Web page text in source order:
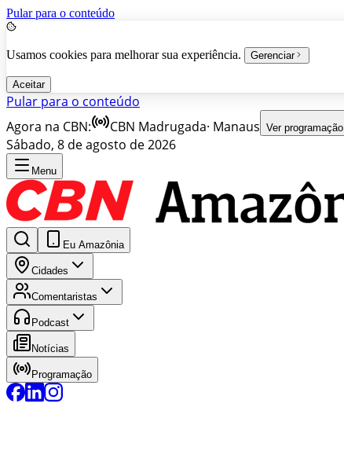
Pular para o conteúdo
Usamos cookies para melhorar sua experiência. Gerenciar
Aceitar
Pular para o conteúdo
Agora na CBN:
CBN Madrugada· Manaus Ver programação
Sábado, 8 de agosto de 2026
Menu
Eu Amazônia
Cidades
Comentaristas
Podcast
Notícias
Programação